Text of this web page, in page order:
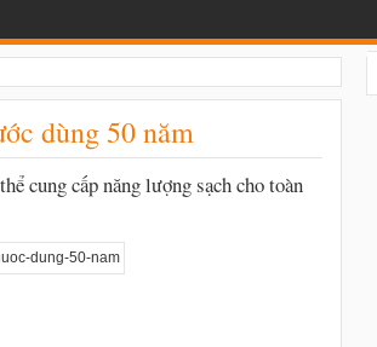
dùng 50 năm
cung cấp năng lượng sạch cho toàn